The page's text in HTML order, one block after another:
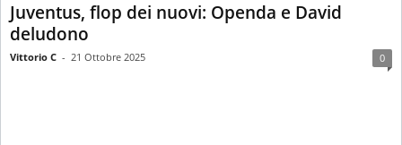
Juventus, flop dei nuovi: Openda e David
deludono
Vittorio C - 21 Ottobre 2025 0